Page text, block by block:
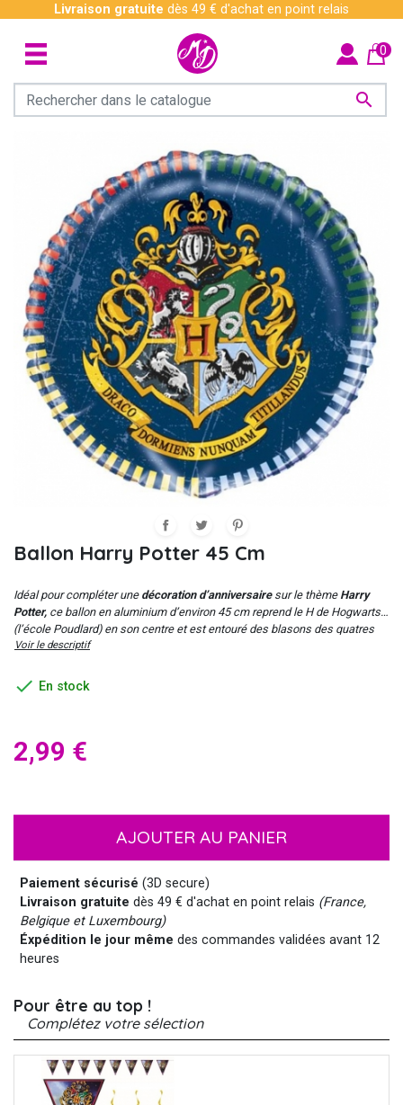
Livraison gratuite dès 49 € d'achat en point relais

0
Ballon Harry Potter 45 Cm
Idéal pour compléter une décoration d’anniversairesur le thème Harry
Potter, ce ballon en aluminium d’environ 45 cm reprend le H de Hogwarts
(l’école Poudlard) en son centre et est entouré des blasons des quatres
maisons : Gryffondor, Serpentard, Serdaigle et Poufsouffle.
Voir le descriptif
 En stock
2,99 €
AJOUTER AU PANIER
Paiement sécurisé (3D secure)
Livraison gratuite dès 49 € d'achat en point relais (France,
Belgique et Luxembourg)
Éxpédition le jour même des commandes validées avant 12
heures
Pour être au top !
Complétez votre sélection